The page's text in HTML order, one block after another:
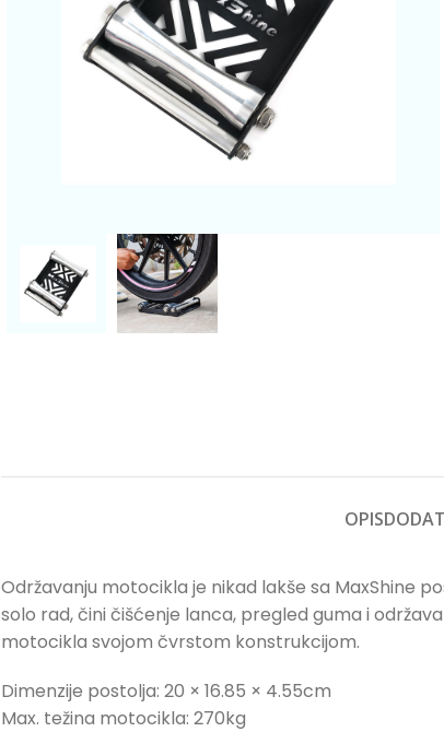
OPIS
Održavanju motocikla je nikad lakše sa MaxShine
solo rad, čini čišćenje lanca, pregled guma i
motocikla svojom čvrstom konstrukcijom.
Dimenzije postolja: 20 × 16.85 × 4.55cm
Max. težina motocikla: 270kg